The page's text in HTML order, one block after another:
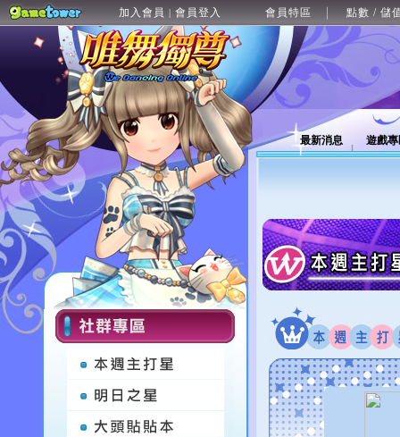
加入會員 | 會員登入 會員特區 點數 / 儲
最新消息 遊戲